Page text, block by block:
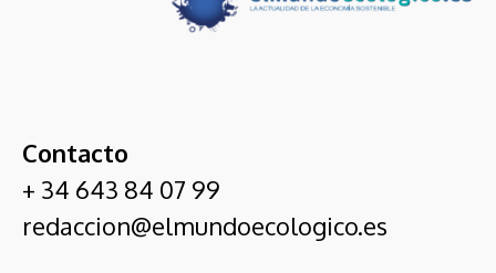
Contacto
+ 34 643 84 07 99
redaccion@elmundoecologico.es